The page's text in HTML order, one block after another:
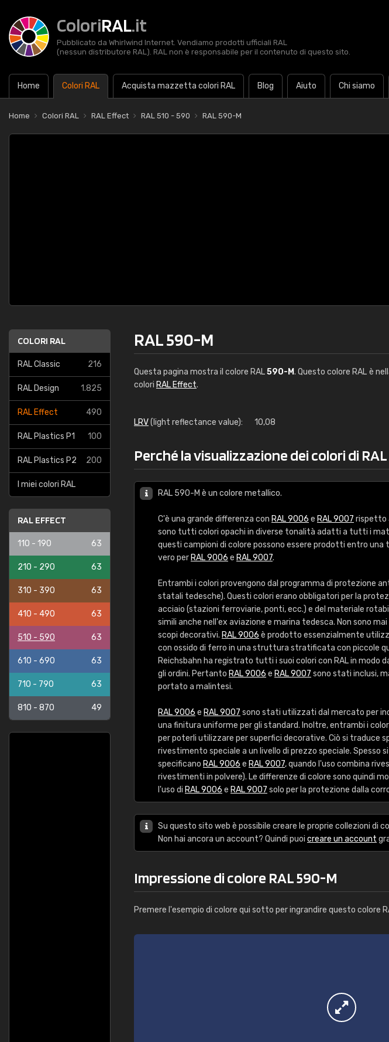
ColoriRAL.it
Pubblicato da Whirlwind Internet. Vendiamo prodotti ufficiali RAL
(nessun distributore RAL). RAL non è responsabile per il contenuto di questo sito.
Home Colori RAL Acquista mazzetta colori RAL Blog Aiuto Chi siamo
Home Colori RAL RAL Effect RAL 510 - 590 RAL 590-M
COLORI RAL
RAL Classic 216
RAL Design 1.825
RAL Effect 490
RAL Plastics P1 100
RAL Plastics P2 200
I miei colori RAL
RAL EFFECT
110 - 190 63
210 - 290 63
310 - 390 63
410 - 490 63
510 - 590 63
610 - 690 63
710 - 790 63
810 - 870 49
RAL 590-M
Questa pagina mostra il colore RAL590-M. Questo colore RAL è
colori RAL Effect.
LRV(light reflectance value): 10,08
Perché la visualizzazione dei colori di
RAL 590-M è un colore metallico.
C'è una grande differenza con RAL 9006 e RAL 9007 rispetto
sono tutti colori opachi in diverse tonalità adatti a tutti i
questi campioni di colore possono essere prodotti entro una
vero per RAL 9006 e RAL 9007.
Entrambi i colori provengono dal programma di protezione
statali tedesche). Questi colori erano obbligatori per la
acciaio (stazioni ferroviarie, ponti, ecc.) e del materiale
simili anche nell'ex aviazione e marina tedesca. Non sono
scopi decorativi. RAL 9006 è prodotto essenzialmente
con ossido di ferro in una struttura stratificata con piccole
Reichsbahn ha registrato tutti i suoi colori con RAL in modo
gli ordini. Pertanto RAL 9006 e RAL 9007 sono stati inclusi,
portato a malintesi.
RAL 9006 e RAL 9007 sono stati utilizzati dal mercato per
una finitura uniforme per gli standard. Inoltre, entrambi i
per poterli utilizzare per superfici decorative. Ciò si traduce
rivestimento speciale a un livello di prezzo speciale. Spesso
specificano RAL 9006 e RAL 9007, quando l'uso combina
rivestimenti in polvere). Le differenze di colore sono quindi
l'uso di RAL 9006 e RAL 9007 solo per la protezione dalla
Su questo sito web è possibile creare le proprie collezioni di
Non hai ancora un account? Quindi puoi creare un account
Impressione di colore RAL 590-M
Premere l'esempio di colore qui sotto per ingrandire questo colore